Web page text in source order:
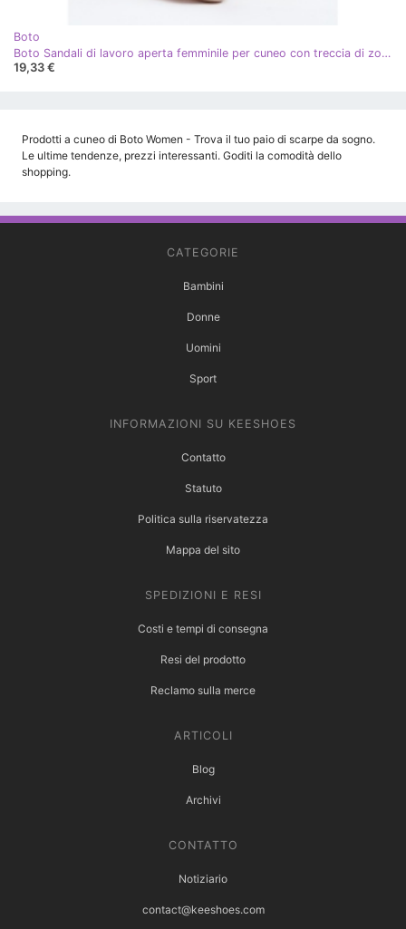
Boto
Boto Sandali di lavoro aperta femminile per cuneo con treccia di zolira nera nero
19,33 €
Prodotti a cuneo di Boto Women - Trova il tuo paio di scarpe da sogno.
Le ultime tendenze, prezzi interessanti. Goditi la comodità dello
shopping.
CATEGORIE
Bambini
Donne
Uomini
Sport
INFORMAZIONI SU KEESHOES
Contatto
Statuto
Politica sulla riservatezza
Mappa del sito
SPEDIZIONI E RESI
Costi e tempi di consegna
Resi del prodotto
Reclamo sulla merce
ARTICOLI
Blog
Archivi
CONTATTO
Notiziario
contact@keeshoes.com